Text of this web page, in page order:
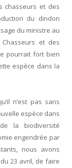
chasseurs et des
du dindon
du ministre au
et des
pourrait fort bien
espèce dans la
n’est pas sans
espèce dans
la biodiversité
engendrée par
nous avons
23 avril, de faire